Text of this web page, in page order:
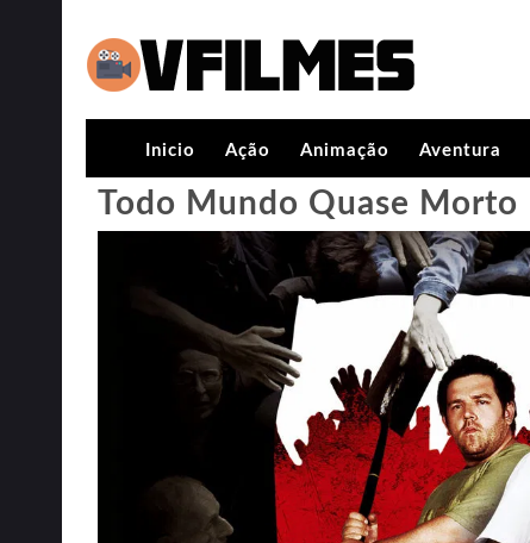
Inicio Ação Animação Aventura
Todo Mundo Quase Morto